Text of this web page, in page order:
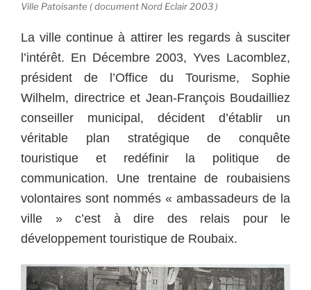
Ville Patoisante ( document Nord Eclair 2003 )
La ville continue à attirer les regards à susciter
l’intérêt. En Décembre 2003, Yves Lacomblez,
président de l’Office du Tourisme, Sophie
Wilhelm, directrice et Jean-François Boudailliez
conseiller municipal, décident d’établir un
véritable plan stratégique de conquête
touristique et redéfinir la politique de
communication. Une trentaine de roubaisiens
volontaires sont nommés « ambassadeurs de la
ville » c’est à dire des relais pour le
développement touristique de Roubaix.